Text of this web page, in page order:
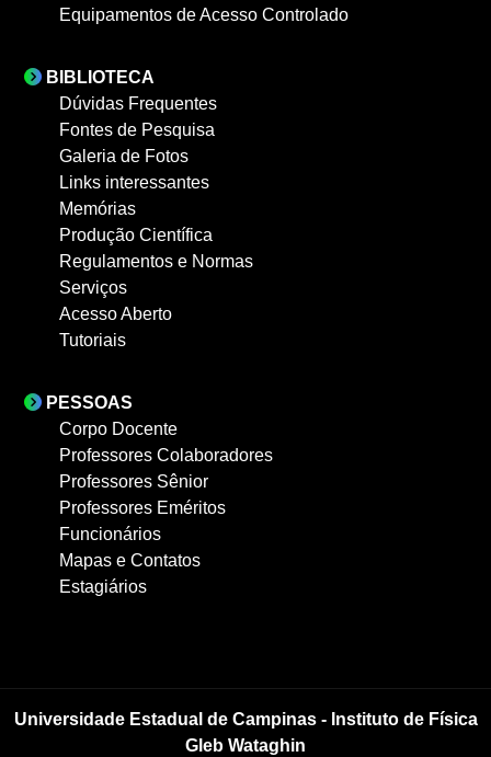
Equipamentos de Acesso Controlado
BIBLIOTECA
Dúvidas Frequentes
Fontes de Pesquisa
Galeria de Fotos
Links interessantes
Memórias
Produção Científica
Regulamentos e Normas
Serviços
Acesso Aberto
Tutoriais
PESSOAS
Corpo Docente
Professores Colaboradores
Professores Sênior
Professores Eméritos
Funcionários
Mapas e Contatos
Estagiários
Universidade Estadual de Campinas - Instituto de Física
Gleb Wataghin